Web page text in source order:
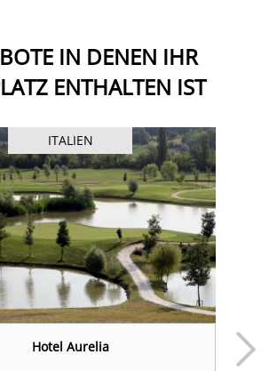
IN DENEN IHR
ENTHALTEN IST
ITALIEN
Hotel Aurelia